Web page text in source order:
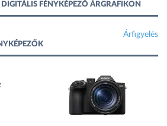
FÉNYKÉPEZŐ ÁRGRAFIKON
Árfigyelés